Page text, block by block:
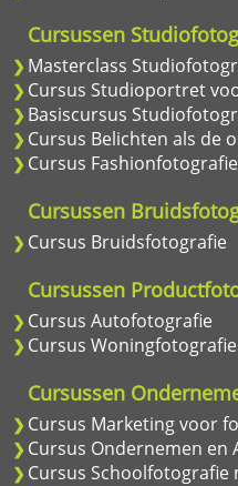
Cursussen
Masterclass
Cursus Studioportret
Basiscursus
Cursus Belichten als de
Cursus Fashionfotografie
Cursussen
Cursus Bruidsfotografie
Cursussen
Cursus Autofotografie
Cursus Woningfotografie
Cursussen
Cursus Marketing voor
Cursus Ondernemen en
Cursus Schoolfotografie